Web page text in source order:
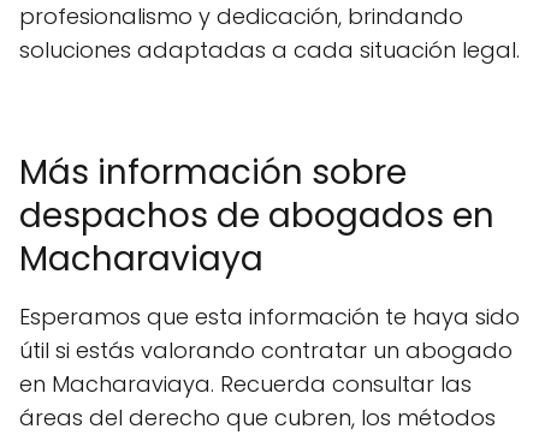
profesionalismo y dedicación, brindando
soluciones adaptadas a cada situación legal.
Más información sobre
despachos de abogados en
Macharaviaya
Esperamos que esta información te haya sido
útil si estás valorando contratar un abogado
en Macharaviaya. Recuerda consultar las
áreas del derecho que cubren, los métodos